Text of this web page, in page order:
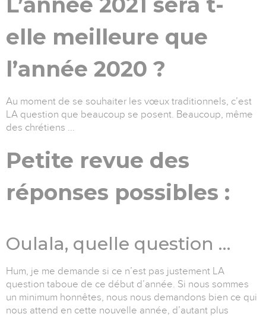
elle meilleure que
l’année 2020 ?
Au moment de se souhaiter les vœux traditionnels, c’est
LA question que beaucoup se posent. Beaucoup, même
des chrétiens ...
Petite revue des
réponses possibles :
Oulala, quelle question …
Hum, je me demande si ce n’est pas justement LA
question taboue de ce début d’année. Si nous sommes
un minimum honnêtes, nous nous demandons bien ce qui
nous attend en cette nouvelle année, d’autant plus